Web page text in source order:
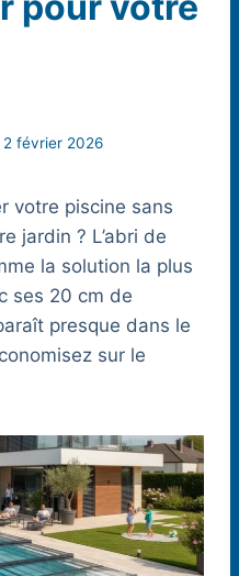
2 février 2026
votre piscine sans
jardin ? L’abri de
la solution la plus
ses 20 cm de
presque dans le
sur le